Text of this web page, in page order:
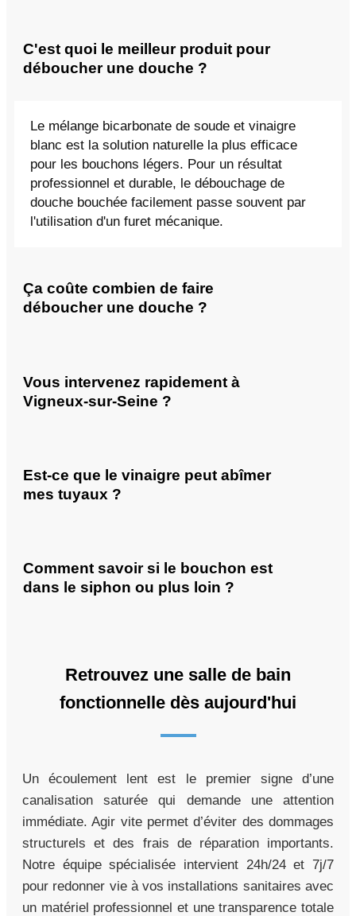
C'est quoi le meilleur produit pour
déboucher une douche ?
Le mélange bicarbonate de soude et vinaigre
blanc est la solution naturelle la plus efficace
pour les bouchons légers. Pour un résultat
professionnel et durable, le débouchage de
douche bouchée facilement passe souvent par
l'utilisation d'un furet mécanique.
Ça coûte combien de faire
déboucher une douche ?
Vous intervenez rapidement à
Vigneux-sur-Seine ?
Est-ce que le vinaigre peut abîmer
mes tuyaux ?
Comment savoir si le bouchon est
dans le siphon ou plus loin ?
Retrouvez une salle de bain
fonctionnelle dès aujourd'hui
Un écoulement lent est le premier signe d’une
canalisation saturée qui demande une attention
immédiate. Agir vite permet d’éviter des dommages
structurels et des frais de réparation importants.
Notre équipe spécialisée intervient 24h/24 et 7j/7
pour redonner vie à vos installations sanitaires avec
un matériel professionnel et une transparence totale